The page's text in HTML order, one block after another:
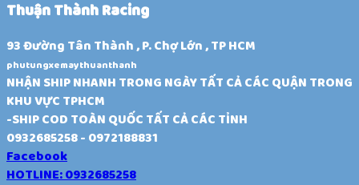
Thuận Thành Racing
93 Đường Tân Thành , P. Chợ Lớn , TP HCM
phutungxemaythuanthanh
NHẬN SHIP NHANH TRONG NGÀY TẤT CẢ CÁC QUẬN TRONG
KHU VỰC TPHCM
-SHIP COD TOÀN QUỐC TẤT CẢ CÁC TỈNH
0932685258 - 0972188831
Facebook
HOTLINE: 0932685258